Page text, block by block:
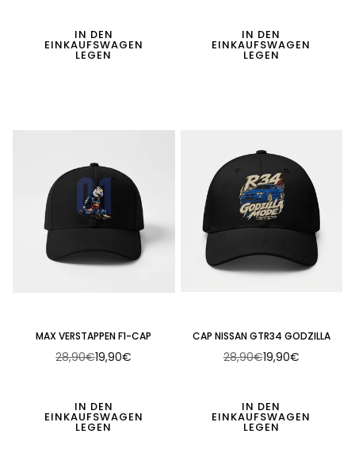
IN DEN
EINKAUFSWAGEN
LEGEN
IN DEN
EINKAUFSWAGEN
LEGEN
MAX VERSTAPPEN F1-CAP
Normaler
28,90€19,90€
IN DEN
EINKAUFSWAGEN
LEGEN
CAP NISSAN GTR34 GODZILLA
Normaler
28,90€19,90€
IN DEN
EINKAUFSWAGEN
LEGEN